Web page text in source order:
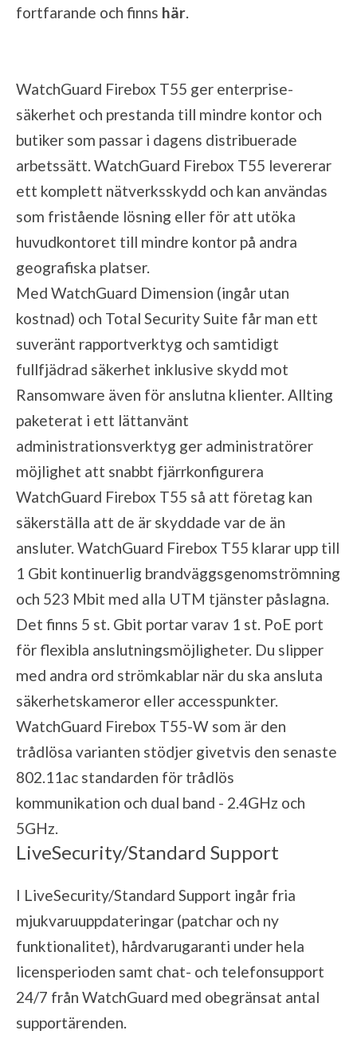
fortfarande och finns här.
WatchGuard Firebox T55 ger enterprise-
säkerhet och prestanda till mindre kontor och
butiker som passar i dagens distribuerade
arbetssätt. WatchGuard Firebox T55 levererar
ett komplett nätverksskydd och kan användas
som fristående lösning eller för att utöka
huvudkontoret till mindre kontor på andra
geografiska platser.
Med WatchGuard Dimension (ingår utan
kostnad) och Total Security Suite får man ett
suveränt rapportverktyg och samtidigt
fullfjädrad säkerhet inklusive skydd mot
Ransomware även för anslutna klienter. Allting
paketerat i ett lättanvänt
administrationsverktyg ger administratörer
möjlighet att snabbt fjärrkonfigurera
WatchGuard Firebox T55 så att företag kan
säkerställa att de är skyddade var de än
ansluter. WatchGuard Firebox T55 klarar upp till
1 Gbit kontinuerlig brandväggsgenomströmning
och 523 Mbit med alla UTM tjänster påslagna.
Det finns 5 st. Gbit portar varav 1 st. PoE port
för flexibla anslutningsmöjligheter. Du slipper
med andra ord strömkablar när du ska ansluta
säkerhetskameror eller accesspunkter.
WatchGuard Firebox T55-W som är den
trådlösa varianten stödjer givetvis den senaste
802.11ac standarden för trådlös
kommunikation och dual band - 2.4GHz och
5GHz.
LiveSecurity/Standard Support
I LiveSecurity/Standard Support ingår fria
mjukvaruuppdateringar (patchar och ny
funktionalitet), hårdvarugaranti under hela
licensperioden samt chat- och telefonsupport
24/7 från WatchGuard med obegränsat antal
supportärenden.